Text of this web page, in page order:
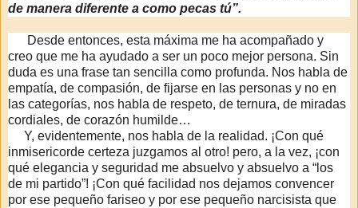
de manera diferente a como pecas tú”.
Desde entonces, esta máxima me ha acompañado y
creo que me ha ayudado a ser un poco mejor persona. Sin
duda es una frase tan sencilla como profunda. Nos habla de
empatía, de compasión, de fijarse en las personas y no en
las categorías, nos habla de respeto, de ternura, de miradas
cordiales, de corazón humilde…
Y, evidentemente, nos habla de la realidad. ¡Con qué
inmisericorde certeza juzgamos al otro! pero, a la vez, ¡con
qué elegancia y seguridad me absuelvo y absuelvo a “los
de mi partido”! ¡Con qué facilidad nos dejamos convencer
por ese pequeño fariseo y por ese pequeño narcisista que